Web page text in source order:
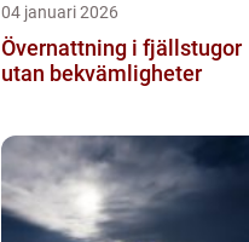
04 januari 2026
Övernattning i fjällstugor
utan bekvämligheter